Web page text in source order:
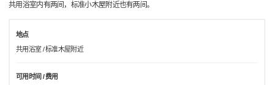
共用浴室内有两间，标准小木屋附近也有两间。
地点
共用浴室 / 标准木屋附近
可用时间 / 费用